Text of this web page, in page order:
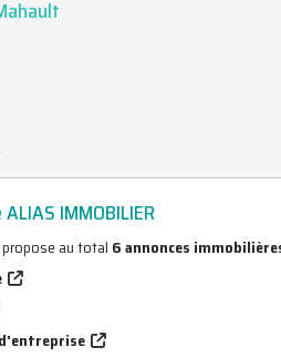
IMMOBILIER
propose au total 6 annonces